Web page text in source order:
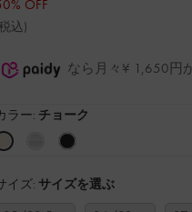
OFF
込)
なら月々¥ 1,650円
ラー: チョーク
イズ: サイズを選ぶ